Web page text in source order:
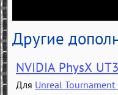
Другие
NVIDIA PhysX
Для Unreal Tournament